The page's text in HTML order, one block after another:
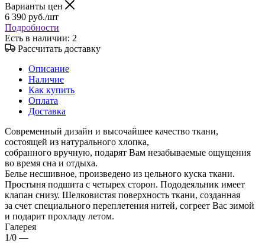
Варианты цен
6 390 руб./шт
Подробности
Есть в наличии: 2
Рассчитать доставку
Описание
Наличие
Как купить
Оплата
Доставка
Современный дизайн и высочайшее качество ткани,
состоящей из натурального хлопка,
собранного вручную, подарят Вам незабываемые ощущения
во время сна и отдыха.
Белье несшивное, произведено из цельного куска ткани.
Простыня подшита с четырех сторон. Пододеяльник имеет
клапан снизу. Шелковистая поверхность ткани, созданная
за счет специального переплетения нитей, согреет Вас зимой
и подарит прохладу летом.
Галерея
1/0 —